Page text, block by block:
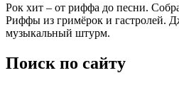
Рок хит – от риффа до песни.
Риффы из гримёрок и гастролей.
музыкальный штурм.
Поиск по сайту